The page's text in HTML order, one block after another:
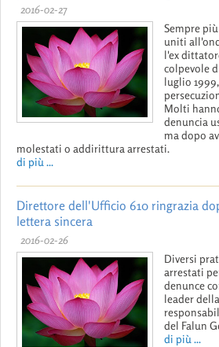
2016-02-27
Sempre
uniti
l'ex
colpevole
luglio
Molti
denuncia
ma dopo
molestati o addirittura arrestati.
di più ...
Direttore dell'Ufficio 610 ringrazia
lettera sincera
2016-02-26
Diversi
arrestati
denunce
leader
del Falun
di più ...